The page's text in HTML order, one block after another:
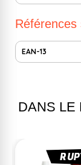
Références
EAN-13
DANS LE